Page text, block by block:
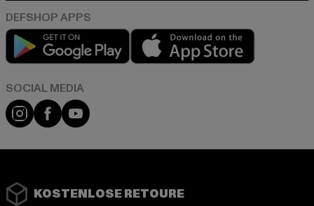
Play market
Instagram
FacebookYouTube
KOSTENLOSE RETOURE